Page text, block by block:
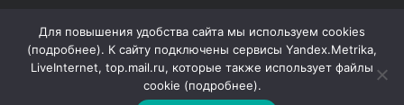
Для повышения удобства сайта мы используем cookies
(подробнее). К сайту подключены сервисы Yandex.Metrika,
LiveInternet, top.mail.ru, которые также использует файлы
cookie (подробнее).